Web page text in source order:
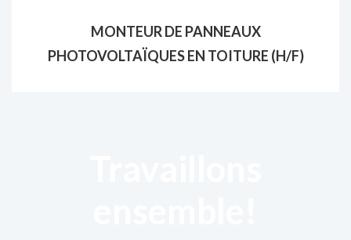
MONTEUR DE PANNEAUX
PHOTOVOLTAÏQUES EN TOITURE (H/F)